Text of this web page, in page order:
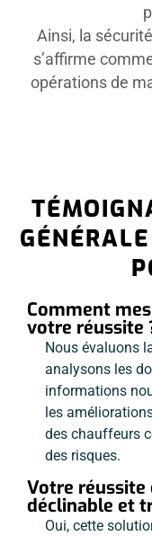
Ainsi, la
s’affirme
opérations de
Comment
votre réussite
Nous évaluons
analysons les
informations
les
des chauffeurs
des risques.
Votre réussite
déclinable et
Oui, cette